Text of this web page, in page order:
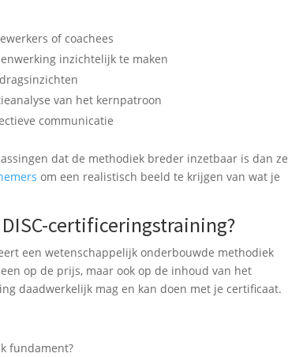
of coachees
inzichtelijk te maken
van het kernpatroon
communicatie
dat de methodiek breder inzetbaar is dan ze
om een realistisch beeld te krijgen van wat je
certificeringstraining?
een wetenschappelijk onderbouwde methodiek
op de prijs, maar ook op de inhoud van het
daadwerkelijk mag en kan doen met je certificaat.
fundament?